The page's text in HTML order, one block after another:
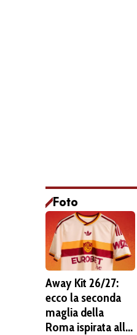
Foto
Away Kit 26/27:
ecco la seconda
maglia della
Roma ispirata alla